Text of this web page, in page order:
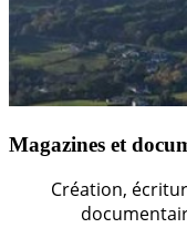
Magazines et
Création,